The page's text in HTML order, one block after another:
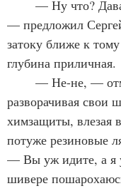
— предложил
затоку ближе к
глубина приличная.
разворачивая свои
химзащиты, влезая
потуже резиновые
— Вы уж идите, а я
шивере